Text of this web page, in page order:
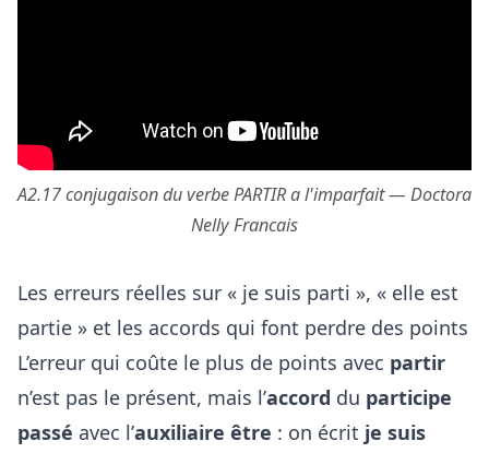
A2.17 conjugaison du verbe PARTIR a l'imparfait — Doctora
Nelly Francais
Les erreurs réelles sur « je suis parti », « elle est
partie » et les accords qui font perdre des points
L’erreur qui coûte le plus de points avec partir
n’est pas le présent, mais l’accord du participe
passé avec l’auxiliaire être : on écrit je suis